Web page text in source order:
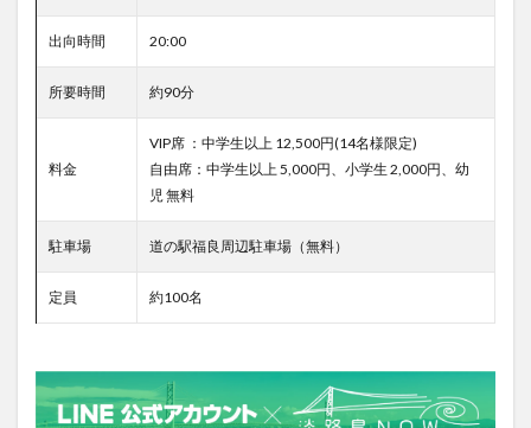
出向時間 20:00
所要時間 約90分
料金
VIP席 ：中学生以上 12,500円(14名様限定)
自由席：中学生以上 5,000円、小学生 2,000円、幼
児 無料
駐車場 道の駅福良周辺駐車場（無料）
定員 約100名